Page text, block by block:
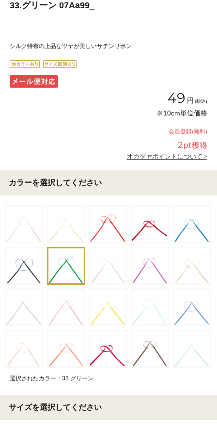
33.グリーン 07Aa99_
シルク特有の上品なツヤが美しいサテンリボン
49 円 (税込)
※10cm単位価格
会員登録(無料)
2pt獲得
オカダヤポイントについて >
カラーを選択してください
選択されたカラー：33.グリーン
サイズを選択してください